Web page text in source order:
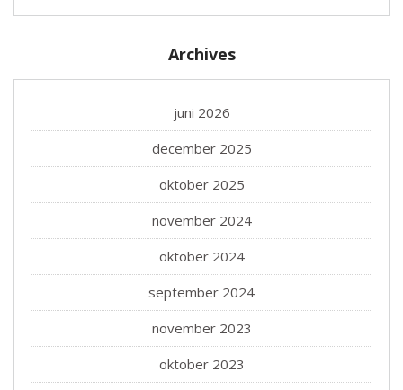
Archives
juni 2026
december 2025
oktober 2025
november 2024
oktober 2024
september 2024
november 2023
oktober 2023